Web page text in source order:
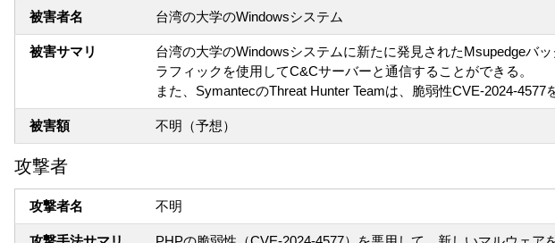
被害者名 台湾の大学のWindowsシステム
被害サマリ
台湾の大学のWindowsシステムに新たに発見されたMsupedgeバ
ラフィックを使用してC&Cサーバーと通信することができる。
また、SymantecのThreat Hunter Teamは、脆弱性CVE-2024-
被害額 不明（予想）
攻撃者
攻撃者名 不明